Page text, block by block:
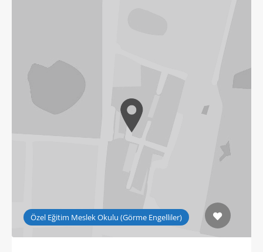
Özel Eğitim Meslek Okulu (Görme Engelliler)